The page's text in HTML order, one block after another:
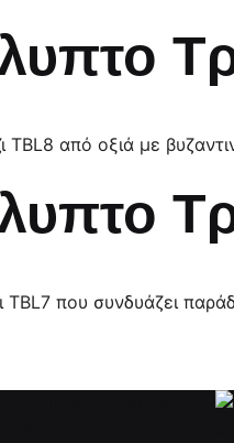
TBL8 από οξιά με
TBL7 που συνδυάζει